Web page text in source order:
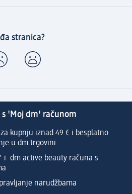
stranica?
'Moj dm' računom
za kupnju iznad 49 € i besplatno
u dm trgovini
i dm active beauty računa s
narudžbama